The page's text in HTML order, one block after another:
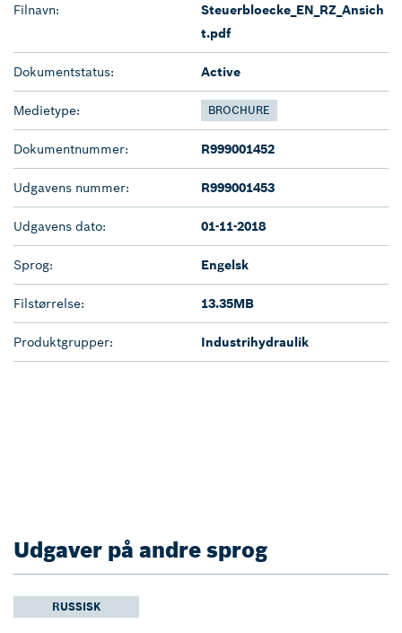
Filnavn:
Steuerbloecke_EN_RZ_Ansich
t.pdf
Dokumentstatus: Active
Medietype: BROCHURE
Dokumentnummer: R999001452
Udgavens nummer: R999001453
Udgavens dato: 01-11-2018
Sprog: Engelsk
Filstørrelse: 13.35MB
Produktgrupper: Industrihydraulik
Udgaver på andre sprog
RUSSISK